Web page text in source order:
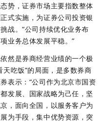
势，证券市场主要指数整体
式实施，为证券公司投资银
战。“公司持续优化业务布
业务总体发展平稳。”
然是券商经营业绩的一个极
吃饭”的局面，是多数券商
表示：“公司作为北京市国资
发展、国家战略为己任，坚
，面向全国，以服务客户为
为手段，集中优势资源，突